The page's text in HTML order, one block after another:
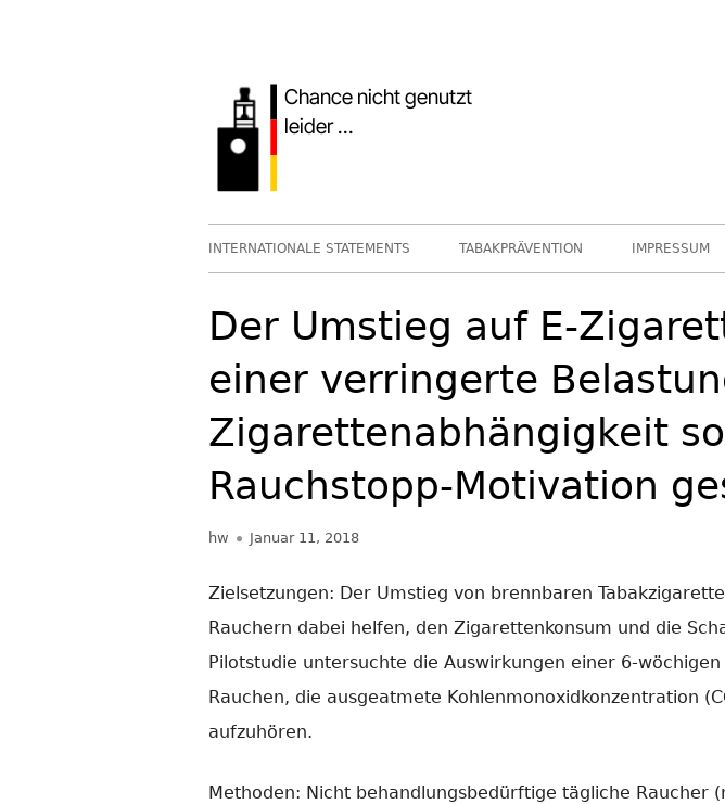
Primäres
INTERNATIONALE STATEMENTS TABAKPRÄVENTION IMPRESSUM
Der Umstieg auf E-
einer verringerte
Zigarettenabhängigkeit
Rauchstopp-Motivation
Autor
hw
Veröffentlicht
Januar 11, 2018
Zielsetzungen: Der Umstieg von brennbaren
Rauchern dabei helfen, den Zigarettenkonsum und die
Pilotstudie untersuchte die Auswirkungen einer 6-
Rauchen, die ausgeatmete Kohlenmonoxidkonzentration
aufzuhören.
Methoden: Nicht behandlungsbedürftige tägliche Raucher